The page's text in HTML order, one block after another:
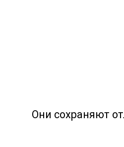
Они сохраняют